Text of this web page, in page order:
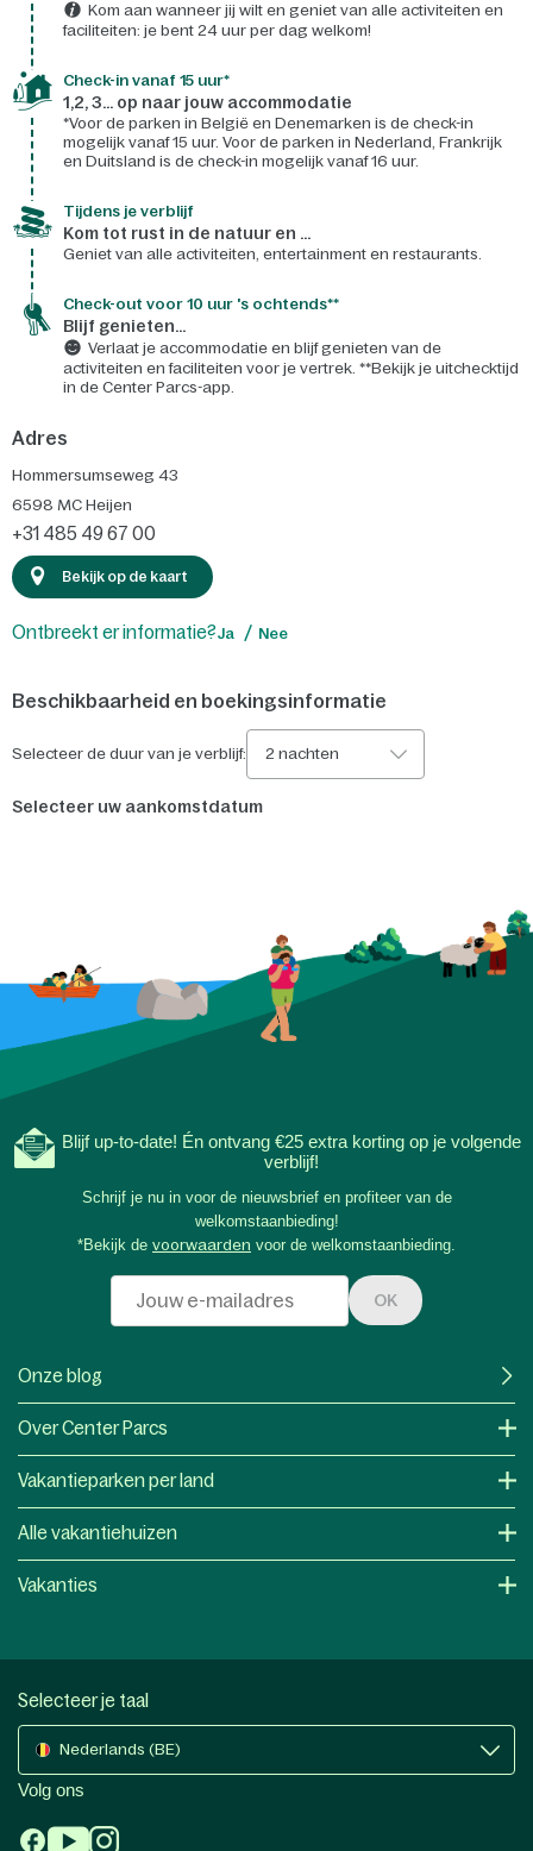
Kom aan wanneer jij wilt en geniet van alle activiteiten en
faciliteiten: je bent 24 uur per dag welkom!
Check-in vanaf 15 uur*
1,2, 3... op naar jouw accommodatie
*Voor de parken in België en Denemarken is de check-in
mogelijk vanaf 15 uur. Voor de parken in Nederland, Frankrijk
en Duitsland is de check-in mogelijk vanaf 16 uur.
Tijdens je verblijf
Kom tot rust in de natuur en ...
Geniet van alle activiteiten, entertainment en restaurants.
Check-out voor 10 uur 's ochtends**
Blijf genieten...
Verlaat je accommodatie en blijf genieten van de
activiteiten en faciliteiten voor je vertrek. **Bekijk je uitchecktijd
in de Center Parcs-app.
Adres
Hommersumseweg 43
6598 MC Heijen
+31 485 49 67 00
Bekijk op de kaart
Ontbreekt er informatie?Ja Nee
Beschikbaarheid en boekingsinformatie
Selecteer de duur van je verblijf: 2 nachten
Selecteer uw aankomstdatum
Blijf up-to-date! Én ontvang €25 extra korting op je volgende
verblijf!
Schrijf je nu in voor de nieuwsbrief en profiteer van de
welkomstaanbieding!
*Bekijk de voorwaarden voor de welkomstaanbieding.
OK
Onze blog
Over Center Parcs
Vakantieparken per land
Alle vakantiehuizen
Vakanties
Selecteer je taal
Nederlands (BE)
Volg ons